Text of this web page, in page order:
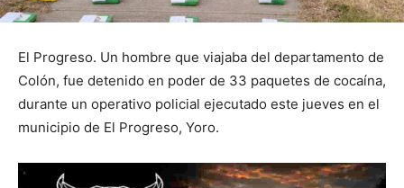
El Progreso. Un hombre que viajaba del departamento de
Colón, fue detenido en poder de 33 paquetes de cocaína,
durante un operativo policial ejecutado este jueves en el
municipio de El Progreso, Yoro.